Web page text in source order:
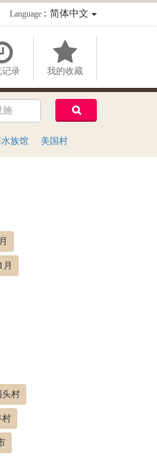
Language：简体中文
记录 我的收藏
族馆 美国村
头村
村